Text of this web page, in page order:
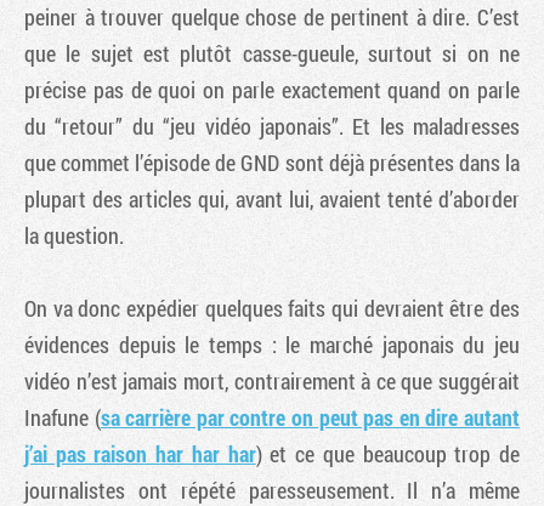
peiner à trouver quelque chose de pertinent à dire. C’est
que le sujet est plutôt casse-gueule, surtout si on ne
précise pas de quoi on parle exactement quand on parle
du “retour” du “jeu vidéo japonais”. Et les maladresses
que commet l’épisode de GND sont déjà présentes dans la
plupart des articles qui, avant lui, avaient tenté d’aborder
la question.
On va donc expédier quelques faits qui devraient être des
évidences depuis le temps : le marché japonais du jeu
vidéo n’est jamais mort, contrairement à ce que suggérait
Inafune (sa carrière par contre on peut pas en dire autant
j’ai pas raison har har har) et ce que beaucoup trop de
journalistes ont répété paresseusement. Il n’a même